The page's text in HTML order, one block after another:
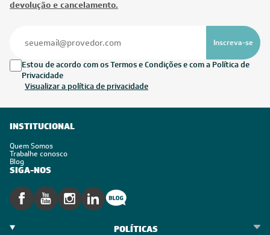
devolução e cancelamento.
Inscreva-se
Estou de acordo com os Termos e Condições e com a Política de
Privacidade
Visualizar a política de privacidade
INSTITUCIONAL
Quem Somos
Trabalhe conosco
Blog
SIGA-NOS
POLÍTICAS